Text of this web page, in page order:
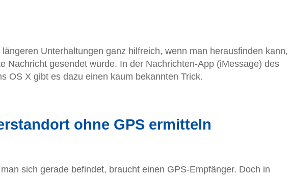
Unterhaltungen ganz hilfreich, wenn man herausfinden kann,
Nachricht gesendet wurde. In der Nachrichten-App (iMessage) des
OS X gibt es dazu einen kaum bekannten Trick.
ohne GPS ermitteln
sich gerade befindet, braucht einen GPS-Empfänger. Doch in